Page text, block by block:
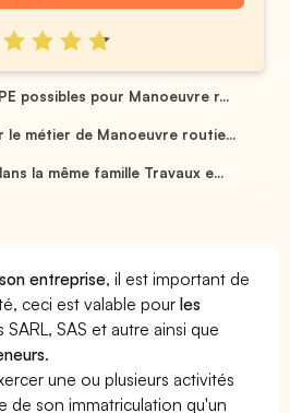
possibles pour Manoeuvre r...
le métier de Manoeuvre routie...
la même famille Travaux e...
entreprise, il est important de
ceci est valable pourles
SAS et autre ainsi que
.
une ou plusieurs activités
de son immatriculation qu'un